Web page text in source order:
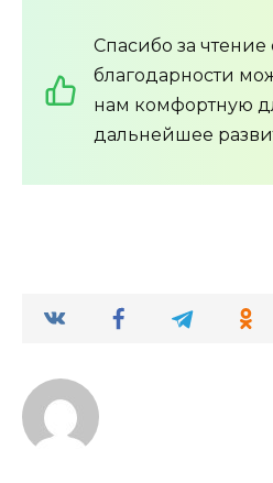
Спасибо за чтение
благодарности
нам комфортную
дальнейшее